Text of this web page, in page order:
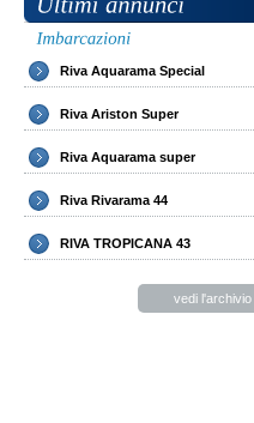
Riva Aquarama Special
Riva Ariston Super
Riva Aquarama super
Riva Rivarama 44
RIVA TROPICANA 43
vedi l'archivio